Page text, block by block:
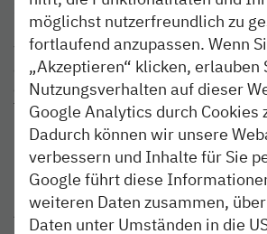
Informationen zu
Fahrgäste in den Zügen, auf der
www.nordbahn.de sowie über einen
abonnierbaren E-Mail-Newsletter.
auch gern die Mitarbeiter des
Telefonnummer 040/303 977-333.
Über die nordbahn
Die NBE nordbahn
mit Sitz in Kaltenkirchen ist ein
AKN Eisenbahn GmbH und der BeNEX
möglichst nutzerfreundlich zu
fortlaufend anzupassen. Wenn
„Akzeptieren“ klicken, erlauben
Nutzungsverhalten auf dieser
Google Analytics durch Cookies
Dadurch können wir unsere
verbessern und Inhalte für Sie
Google führt diese
weiteren Daten zusammen,
Daten unter Umständen in die